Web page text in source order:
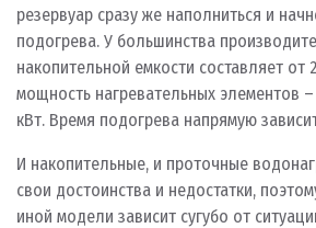
резервуар сразу же наполниться и
подогрева. У большинства
накопительной емкости составляет от
мощность нагревательных элементов
кВт. Время подогрева напрямую
И накопительные, и проточные
свои достоинства и недостатки,
иной модели зависит сугубо от